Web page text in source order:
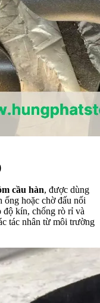
cầu hàn, được dùng
hoặc chờ đấu nối
độ kín, chống rò rỉ và
tác nhân từ môi trường